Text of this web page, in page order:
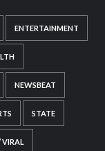
ENTERTAINMENT
NEWSBEAT
STATE